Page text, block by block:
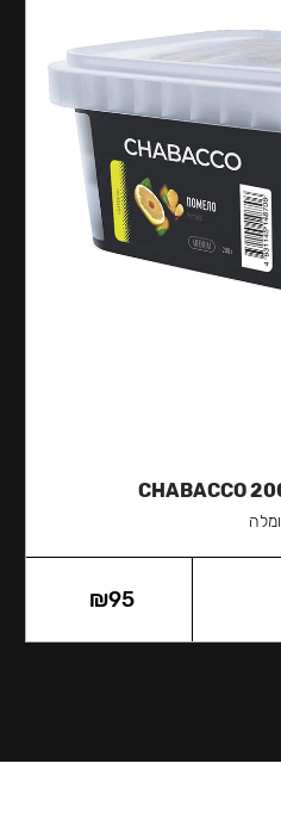
CHABACCO
₪95